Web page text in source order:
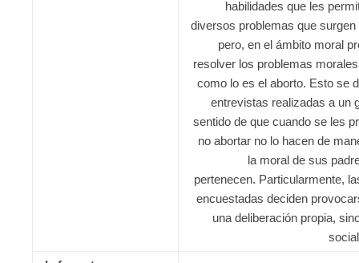
habilidades que les
diversos problemas que
pero, en el ámbito moral
resolver los problemas
como lo es el aborto. Esto se
entrevistas realizadas a un
sentido de que cuando se les
no abortar no lo hacen de
la moral de sus
pertenecen. Particularmente,
encuestadas deciden
una deliberación propia,